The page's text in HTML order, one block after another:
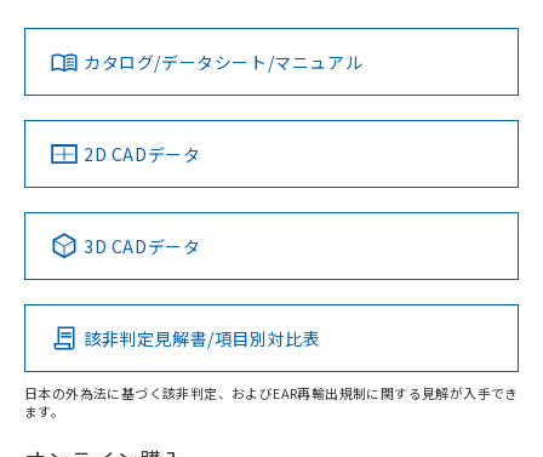
ダウンロードデータをご利用いただく前に、以下を必ずお読
みください。
ソフトウェアの使用条件
対応済み
中国 RoHS 注意事項・凡例
Pb Hg Cd Cr(VI)
O
カタログ/データシート/マニュアル
2D CADデータ
3D CADデータ
該非判定見解書/項目別対比表
日本の外為法に基づく該非判定、およびEAR再輸出規制に関する見解が入手でき
ます。
す。